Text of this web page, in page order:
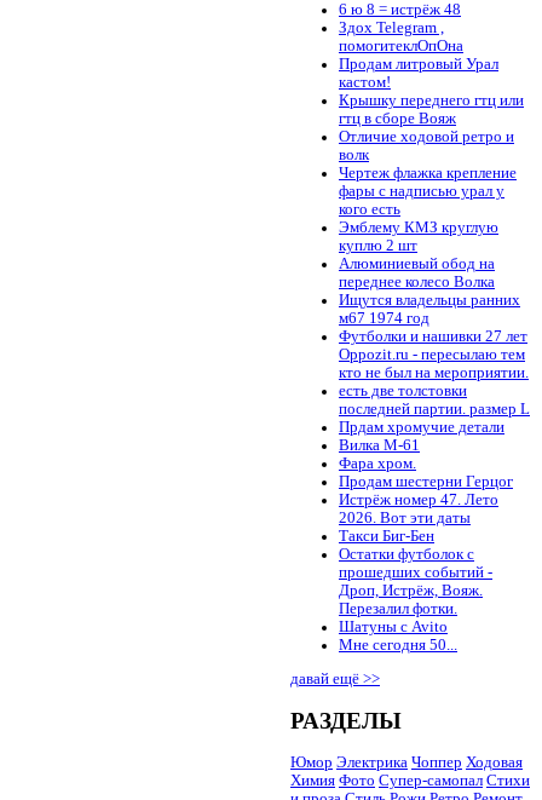
6 ю 8 = истрёж 48
Здох Telegram ,
помогитеклОпОна
Продам литровый Урал
кастом!
Крышку переднего гтц или
гтц в сборе Вояж
Отличие ходовой ретро и
волк
Чертеж флажка крепление
фары с надписью урал у
кого есть
Эмблему КМЗ круглую
куплю 2 шт
Алюминиевый обод на
переднее колесо Волка
Ищутся владельцы ранних
м67 1974 год
Футболки и нашивки 27 лет
Oppozit.ru - пересылаю тем
кто не был на мероприятии.
есть две толстовки
последней партии. размер L
Прдам хромучие детали
Вилка М-61
Фара хром.
Продам шестерни Герцог
Истрёж номер 47. Лето
2026. Вот эти даты
Такси Биг-Бен
Остатки футболок с
прошедших событий -
Дроп, Истрёж, Вояж.
Перезалил фотки.
Шатуны с Avito
Мне сегодня 50...
давай ещё >>
РАЗДЕЛЫ
Юмор Электрика Чоппер Ходовая
Химия Фото Супер-самопал Стихи